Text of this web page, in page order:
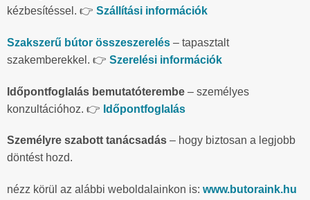
kézbesítéssel. 👉 Szállítási információk
Szakszerű bútor összeszerelés – tapasztalt
szakemberekkel. 👉 Szerelési információk
Időpontfoglalás bemutatóterembe – személyes
konzultációhoz. 👉 Időpontfoglalás
Személyre szabott tanácsadás – hogy biztosan a legjobb
döntést hozd.
nézz körül az alábbi weboldalainkon is: www.butoraink.hu